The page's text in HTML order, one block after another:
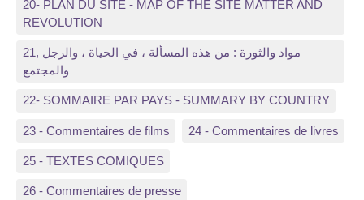
20- PLAN DU SITE - MAP OF THE SITE MATTER AND
REVOLUTION
21, مواد والثورة : من هذه المسألة ، في الحياة ، والرجل
والمجتمع
22- SOMMAIRE PAR PAYS - SUMMARY BY COUNTRY
23 - Commentaires de films 24 - Commentaires de livres
25 - TEXTES COMIQUES
26 - Commentaires de presse